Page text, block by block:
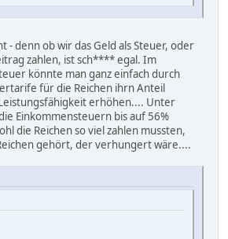
- denn ob wir das Geld als Steuer, oder
zahlen, ist sch**** egal. Im
könnte man ganz einfach durch
für die Reichen ihrn Anteil
erhöhen.... Unter
Einkommensteuern bis auf 56%
die Reichen so viel zahlen mussten,
gehört, der verhungert wäre....